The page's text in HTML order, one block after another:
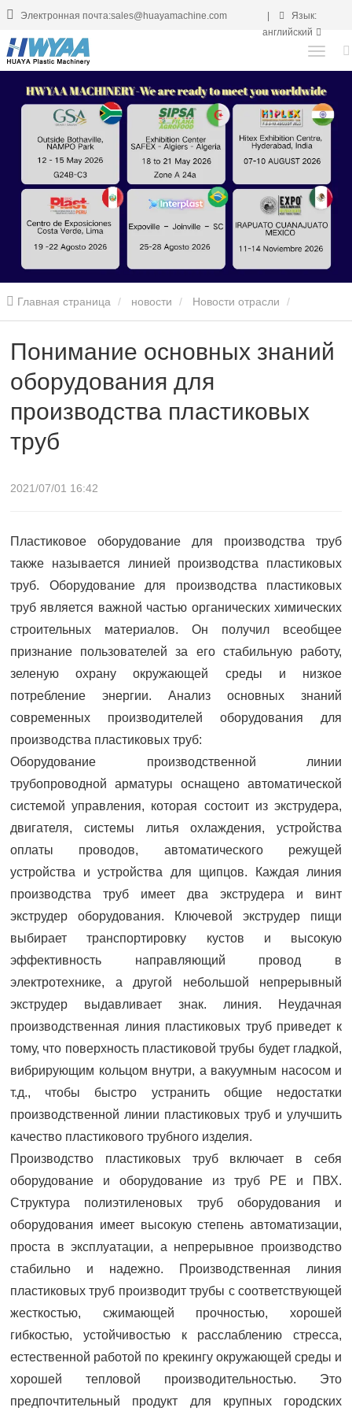
Электронная почта:sales@huayamachine.com
Язык:
английский
Главная страница новости Новости отрасли
Понимание основных знаний оборудования для производства
пластиковых труб
Понимание основных знаний
оборудования для
производства пластиковых
труб
2021/07/01 16:42
Пластиковое оборудование для производства труб
также называется линией производства пластиковых
труб. Оборудование для производства пластиковых
труб является важной частью органических химических
строительных материалов. Он получил всеобщее
признание пользователей за его стабильную работу,
зеленую охрану окружающей среды и низкое
потребление энергии. Анализ основных знаний
современных производителей оборудования для
производства пластиковых труб:
Оборудование производственной линии
трубопроводной арматуры оснащено автоматической
системой управления, которая состоит из экструдера,
двигателя, системы литья охлаждения, устройства
оплаты проводов, автоматического режущей
устройства и устройства для щипцов. Каждая линия
производства труб имеет два экструдера и винт
экструдер оборудования. Ключевой экструдер пищи
выбирает транспортировку кустов и высокую
эффективность направляющий провод в
электротехнике, а другой небольшой непрерывный
экструдер выдавливает знак. линия. Неудачная
производственная линия пластиковых труб приведет к
тому, что поверхность пластиковой трубы будет гладкой,
вибрирующим кольцом внутри, а вакуумным насосом и
т.д., чтобы быстро устранить общие недостатки
производственной линии пластиковых труб и улучшить
качество пластикового трубного изделия.
Производство пластиковых труб включает в себя
оборудование и оборудование из труб PE и ПВХ.
Структура полиэтиленовых труб оборудования и
оборудования имеет высокую степень автоматизации,
проста в эксплуатации, а непрерывное производство
стабильно и надежно. Производственная линия
пластиковых труб производит трубы с соответствующей
жесткостью, сжимающей прочностью, хорошей
гибкостью, устойчивостью к расслаблению стресса,
естественной работой по крекингу окружающей среды и
хорошей тепловой производительностью. Это
предпочтительный продукт для крупных городских